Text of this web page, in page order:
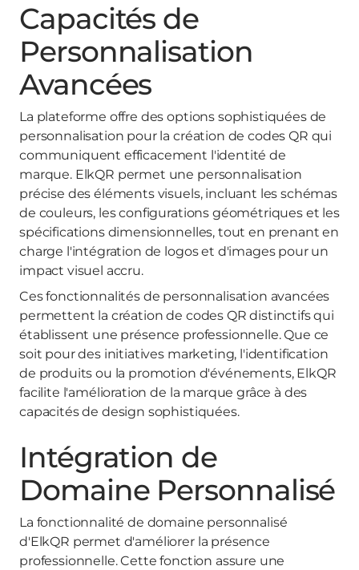
Capacités de
Personnalisation
Avancées
La plateforme offre des options sophistiquées de
personnalisation pour la création de codes QR qui
communiquent efficacement l'identité de
marque. ElkQR permet une personnalisation
précise des éléments visuels, incluant les schémas
de couleurs, les configurations géométriques et les
spécifications dimensionnelles, tout en prenant en
charge l'intégration de logos et d'images pour un
impact visuel accru.
Ces fonctionnalités de personnalisation avancées
permettent la création de codes QR distinctifs qui
établissent une présence professionnelle. Que ce
soit pour des initiatives marketing, l'identification
de produits ou la promotion d'événements, ElkQR
facilite l'amélioration de la marque grâce à des
capacités de design sophistiquées.
Intégration de
Domaine Personnalisé
La fonctionnalité de domaine personnalisé
d'ElkQR permet d'améliorer la présence
professionnelle. Cette fonction assure une